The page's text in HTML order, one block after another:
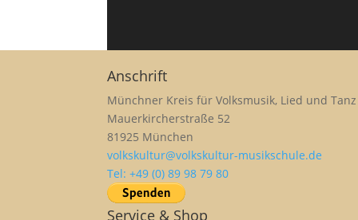
Anschrift
Münchner Kreis für Volksmusik, Lied und Tanz
Mauerkircherstraße 52
81925 München
volkskultur@volkskultur-musikschule.de
Tel: +49 (0) 89 98 79 80
Service & Shop